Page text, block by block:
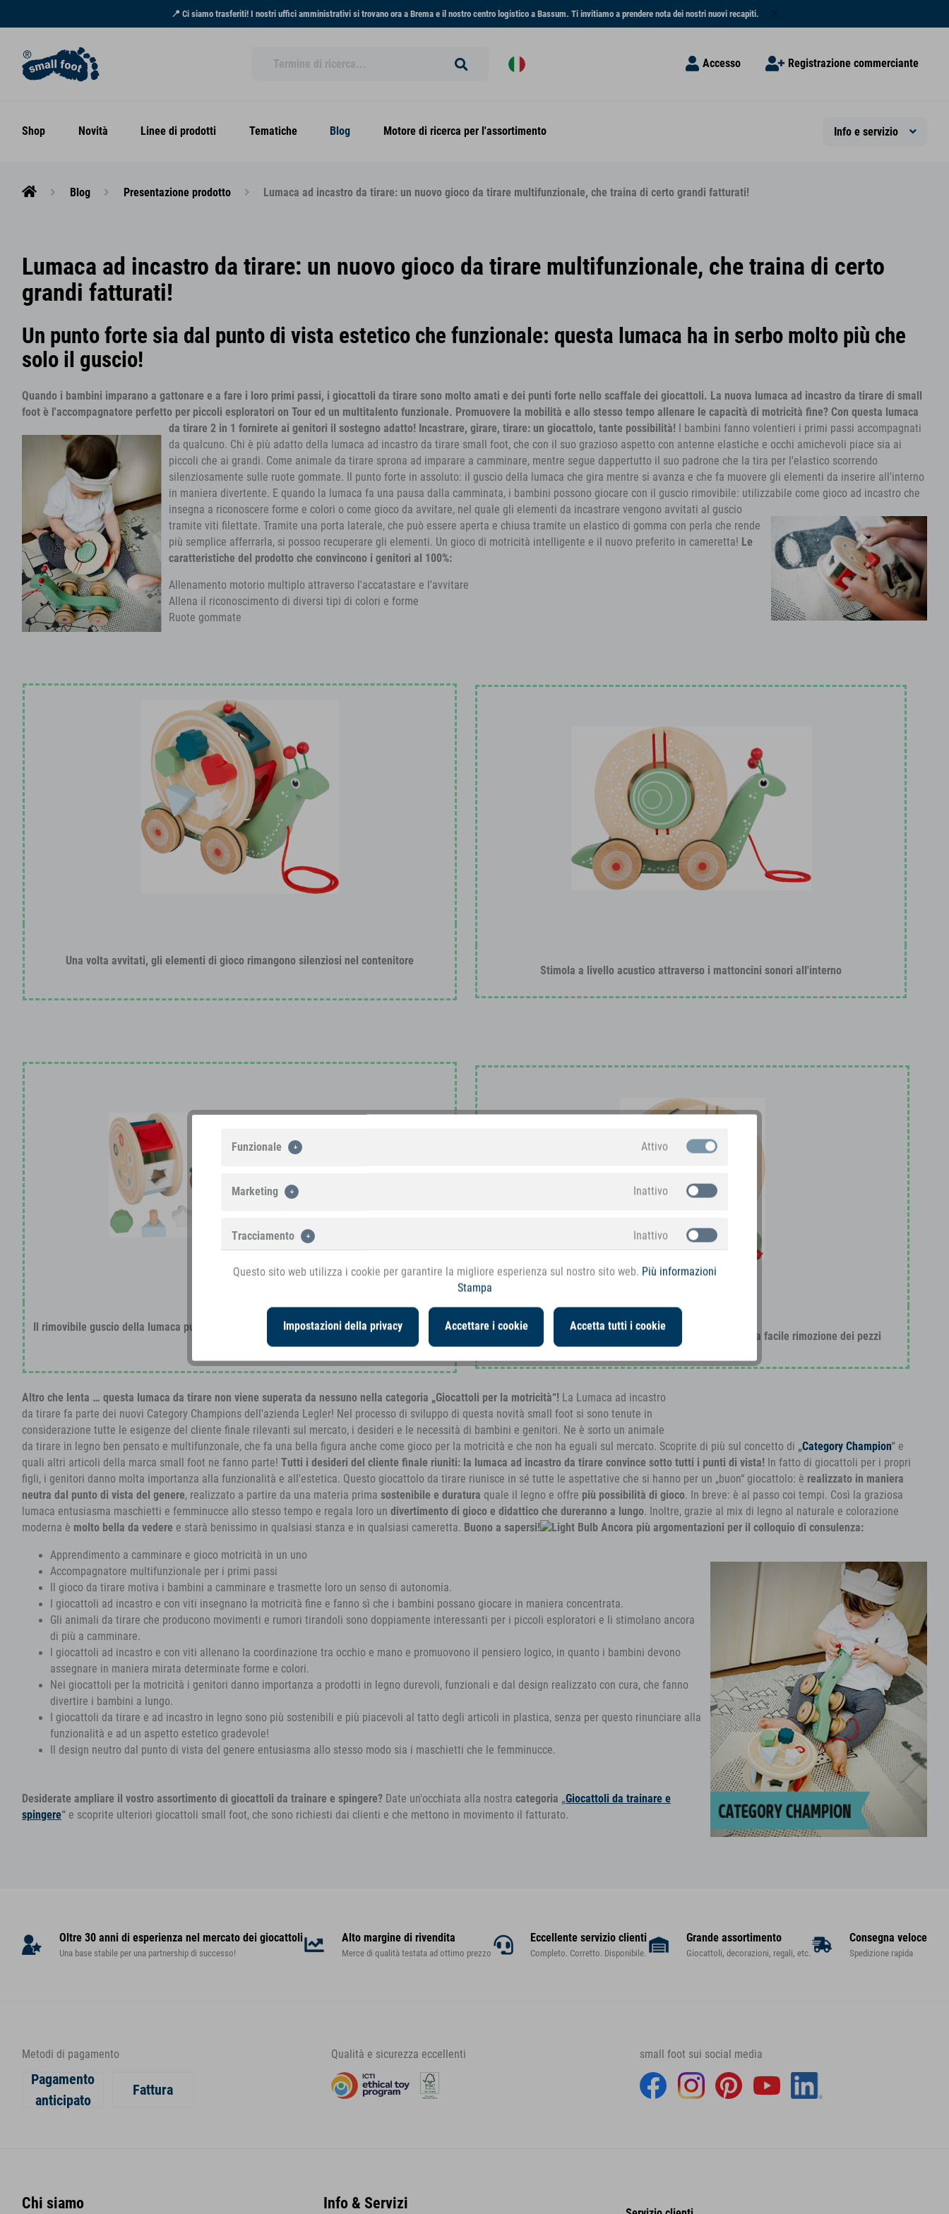
📍 Ci siamo trasferiti! I nostri uffici amministrativi si trovano ora a Brema e il nostro centro logistico a Bassum. Ti invitiamo a prendere nota dei nostri nuovi recapiti.
Accesso Registrazione commerciante
Shop Novità Linee di prodotti Tematiche Blog Motore di ricerca per l'assortimento Info e servizio
Blog Presentazione prodotto Lumaca ad incastro da tirare: un nuovo gioco da tirare multifunzionale, che traina di certo grandi fatturati!
Lumaca ad incastro da tirare: un nuovo gioco da tirare multifunzionale, che traina di certo
grandi fatturati!
Un punto forte sia dal punto di vista estetico che funzionale: questa lumaca ha in serbo molto più che
solo il guscio!
Quando i bambini imparano a gattonare e a fare i loro primi passi, i giocattoli da tirare sono molto amati e dei punti forte nello scaffale dei giocattoli. La nuova lumaca ad incastro da tirare di small
foot è l'accompagnatore perfetto per piccoli esploratori on Tour ed un multitalento funzionale. Promuovere la mobilità e allo stesso tempo allenare le capacità di motricità fine? Con questa lumaca
da tirare 2 in 1 fornirete ai genitori il sostegno adatto! Incastrare, girare, tirare: un giocattolo, tante possibilità!
I bambini fanno volentieri i primi passi accompagnati
da qualcuno. Chi è più adatto della lumaca ad incastro da tirare small foot, che con il suo grazioso aspetto con antenne elastiche e occhi amichevoli piace sia ai
piccoli che ai grandi. Come animale da tirare sprona ad imparare a camminare, mentre segue dappertutto il suo padrone che la tira per l'elastico scorrendo
silenziosamente sulle ruote gommate. Il punto forte in assoluto: il guscio della lumaca che gira mentre si avanza e che fa muovere gli elementi da inserire all'interno
in maniera divertente. E quando la lumaca fa una pausa dalla camminata, i bambini possono giocare con il guscio rimovibile: utilizzabile come gioco ad incastro che
insegna a riconoscere forme e colori o come gioco da avvitare, nel quale gli elementi da incastrare vengono avvitati al guscio
tramite viti filettate. Tramite una porta laterale, che può essere aperta e chiusa tramite un elastico di gomma con perla che rende
più semplice afferrarla, si possoo recuperare gli elementi. Un gioco di motricità intelligente e il nuovo preferito in cameretta! Le
caratteristiche del prodotto che convincono i genitori al 100%:
Allenamento motorio multiplo attraverso l'accatastare e l'avvitare
Allena il riconoscimento di diversi tipi di colori e forme
Ruote gommate
Una volta avvitati, gli elementi di gioco rimangono silenziosi nel contenitore
Stimola a livello acustico attraverso i mattoncini sonori all'interno
Il rimovibile guscio della lumaca può essere utilizzato anche singolarmente come gioco ad
Porta laterale con chiusura ad elastico e perlina per una facile rimozione dei pezzi
Altro che lenta … questa lumaca da tirare non viene superata da nessuno nella categoria „Giocattoli per la motricità“! La Lumaca ad incastro
da tirare fa parte dei nuovi Category Champions dell'azienda Legler! Nel processo di sviluppo di questa novità small foot si sono tenute in
considerazione tutte le esigenze del cliente finale rilevanti sul mercato, i desideri e le necessità di bambini e genitori. Ne è sorto un animale
da tirare in legno ben pensato e multifunzonale, che fa una bella figura anche come gioco per la motricità e che non ha eguali sul mercato. Scoprite di più sul concetto di „Category Champion“ e
quali altri articoli della marca small foot ne fanno parte! Tutti i desideri del cliente finale riuniti: la lumaca ad incastro da tirare convince sotto tutti i punti di vista! In fatto di giocattoli per i propri
figli, i genitori danno molta importanza alla funzionalità e all'estetica. Questo giocattolo da tirare riunisce in sé tutte le aspettative che si hanno per un „buon“ giocattolo: è realizzato in maniera
neutra dal punto di vista del genere, realizzato a partire da una materia prima sostenibile e duratura quale il legno e offre più possibilità di gioco. In breve: è al passo coi tempi. Così la graziosa
lumaca entusiasma maschietti e femminucce allo stesso tempo e regala loro un divertimento di gioco e didattico che dureranno a lungo. Inoltre, grazie al mix di legno al naturale e colorazione
moderna è molto bella da vedere e starà benissimo in qualsiasi stanza e in qualsiasi cameretta. Buono a sapersi! Ancora più argomentazioni per il colloquio di consulenza:
Apprendimento a camminare e gioco motricità in un uno
Accompagnatore multifunzionale per i primi passi
Il gioco da tirare motiva i bambini a camminare e trasmette loro un senso di autonomia.
I giocattoli ad incastro e con viti insegnano la motricità fine e fanno sì che i bambini possano giocare in maniera concentrata.
Gli animali da tirare che producono movimenti e rumori tirandoli sono doppiamente interessanti per i piccoli esploratori e li stimolano ancora
di più a camminare.
I giocattoli ad incastro e con viti allenano la coordinazione tra occhio e mano e promuovono il pensiero logico, in quanto i bambini devono
assegnare in maniera mirata determinate forme e colori.
Nei giocattoli per la motricità i genitori danno importanza a prodotti in legno durevoli, funzionali e dal design realizzato con cura, che fanno
divertire i bambini a lungo.
I giocattoli da tirare e ad incastro in legno sono più sostenibili e più piacevoli al tatto degli articoli in plastica, senza per questo rinunciare alla
funzionalità e ad un aspetto estetico gradevole!
Il design neutro dal punto di vista del genere entusiasma allo stesso modo sia i maschietti che le femminucce.
Desiderate ampliare il vostro assortimento di giocattoli da trainare e spingere? Date un'occhiata alla nostra categoria „Giocattoli da trainare e
spingere“ e scoprite ulteriori giocattoli small foot, che sono richiesti dai clienti e che mettono in movimento il fatturato.
Oltre 30 anni di esperienza nel mercato dei giocattoli
Una base stabile per una partnership di successo!
Alto margine di rivendita
Merce di qualità testata ad ottimo prezzo
Eccellente servizio clienti
Completo. Corretto. Disponibile.
Grande assortimento
Giocattoli, decorazioni, regali, etc.
Consegna veloce
Spedizione rapida
Metodi di pagamento
Pagamento
anticipato
Fattura
Qualità e sicurezza eccellenti small foot sui social media
Chi siamo Info & Servizi
Funzionale Attivo
Marketing Inattivo
Tracciamento Inattivo
Questo sito web utilizza i cookie per garantire la migliore esperienza sul nostro sito web. Più informazioni
Stampa
Impostazioni della privacy Accettare i cookie Accetta tutti i cookie